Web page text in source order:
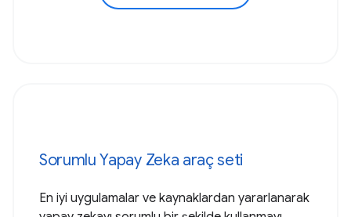
Sorumlu Yapay Zeka araç seti
En iyi uygulamalar ve kaynaklardan yararlanarak